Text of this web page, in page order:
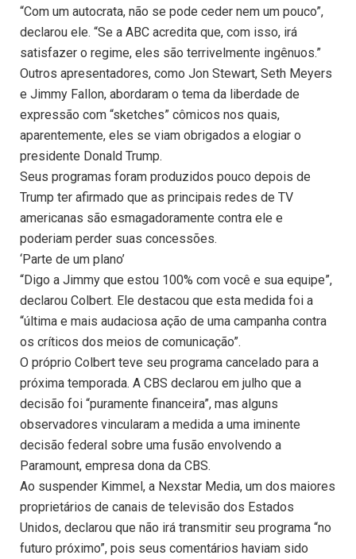
“Com um autocrata, não se pode ceder nem um pouco”,
declarou ele. “Se a ABC acredita que, com isso, irá
satisfazer o regime, eles são terrivelmente ingênuos.”
Outros apresentadores, como Jon Stewart, Seth Meyers
e Jimmy Fallon, abordaram o tema da liberdade de
expressão com “sketches” cômicos nos quais,
aparentemente, eles se viam obrigados a elogiar o
presidente Donald Trump.
Seus programas foram produzidos pouco depois de
Trump ter afirmado que as principais redes de TV
americanas são esmagadoramente contra ele e
poderiam perder suas concessões.
‘Parte de um plano’
“Digo a Jimmy que estou 100% com você e sua equipe”,
declarou Colbert. Ele destacou que esta medida foi a
“última e mais audaciosa ação de uma campanha contra
os críticos dos meios de comunicação”.
O próprio Colbert teve seu programa cancelado para a
próxima temporada. A CBS declarou em julho que a
decisão foi “puramente financeira”, mas alguns
observadores vincularam a medida a uma iminente
decisão federal sobre uma fusão envolvendo a
Paramount, empresa dona da CBS.
Ao suspender Kimmel, a Nexstar Media, um dos maiores
proprietários de canais de televisão dos Estados
Unidos, declarou que não irá transmitir seu programa “no
futuro próximo”, pois seus comentários haviam sido